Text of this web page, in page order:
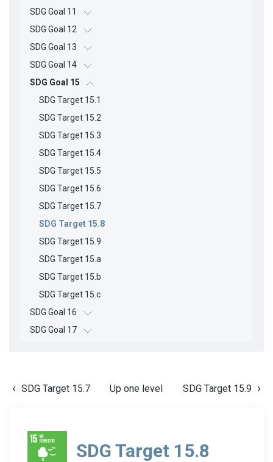
SDG Goal 11
SDG Goal 12
SDG Goal 13
SDG Goal 14
SDG Goal 15
SDG Target 15.1
SDG Target 15.2
SDG Target 15.3
SDG Target 15.4
SDG Target 15.5
SDG Target 15.6
SDG Target 15.7
SDG Target 15.8
SDG Target 15.9
SDG Target 15.a
SDG Target 15.b
SDG Target 15.c
SDG Goal 16
SDG Goal 17
SDG Target 15.7 Up one level SDG Target 15.9
SDG Target 15.8